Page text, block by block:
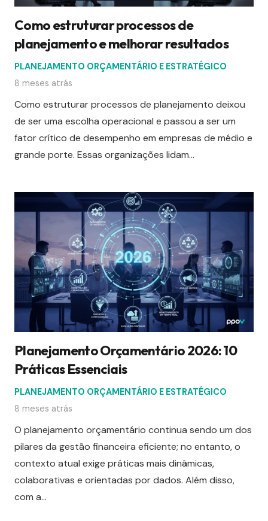
Como estruturar processos de
planejamento e melhorar resultados
PLANEJAMENTO ORÇAMENTÁRIO E ESTRATÉGICO
8 meses atrás
Como estruturar processos de planejamento deixou
de ser uma escolha operacional e passou a ser um
fator crítico de desempenho em empresas de médio e
grande porte. Essas organizações lidam…
Planejamento Orçamentário 2026: 10
Práticas Essenciais
PLANEJAMENTO ORÇAMENTÁRIO E ESTRATÉGICO
8 meses atrás
O planejamento orçamentário continua sendo um dos
pilares da gestão financeira eficiente; no entanto, o
contexto atual exige práticas mais dinâmicas,
colaborativas e orientadas por dados. Além disso,
com a…